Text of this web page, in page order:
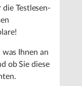
Testlesen-
Ihnen an
ob Sie diese